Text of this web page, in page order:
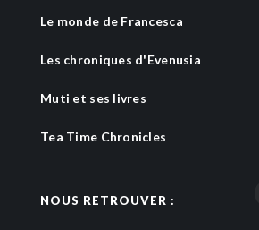
Le monde de Francesca
Les chroniques d'Evenusia
Muti et ses livres
Tea Time Chronicles
NOUS RETROUVER :